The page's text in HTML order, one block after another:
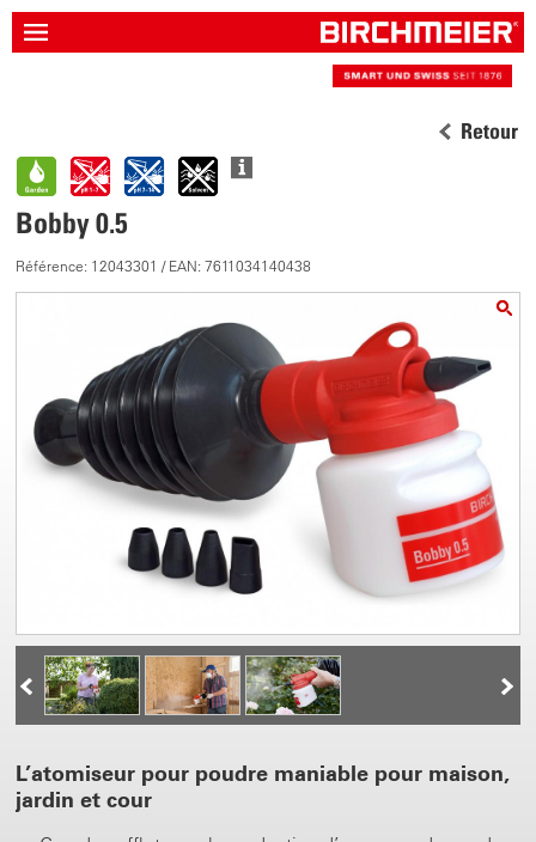
Retour
Bobby 0.5
Référence: 12043301 / EAN: 7611034140438
L’atomiseur pour poudre maniable pour maison,
jardin et cour